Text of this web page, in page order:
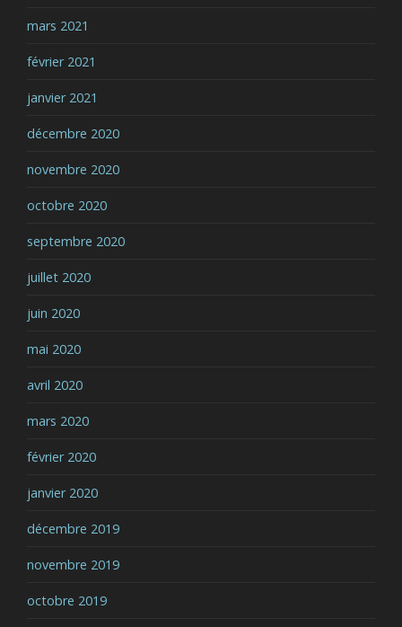
mars 2021
février 2021
janvier 2021
décembre 2020
novembre 2020
octobre 2020
septembre 2020
juillet 2020
juin 2020
mai 2020
avril 2020
mars 2020
février 2020
janvier 2020
décembre 2019
novembre 2019
octobre 2019